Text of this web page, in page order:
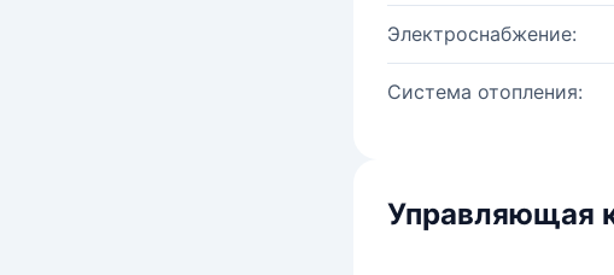
Электроснабжение:
Система отопления:
Управляющая